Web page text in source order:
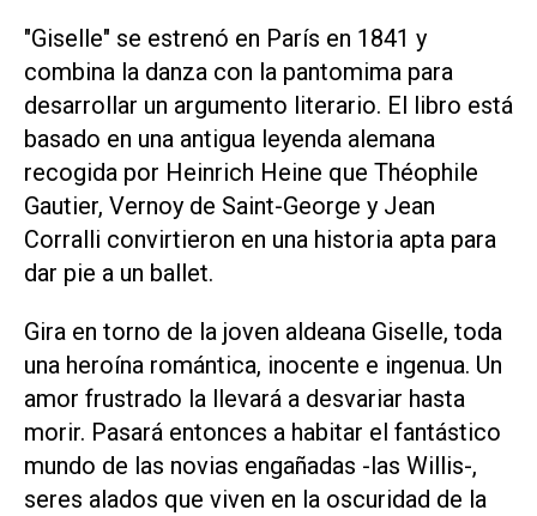
"Giselle" se estrenó en París en 1841 y
combina la danza con la pantomima para
desarrollar un argumento literario. El libro está
basado en una antigua leyenda alemana
recogida por Heinrich Heine que Théophile
Gautier, Vernoy de Saint-George y Jean
Corralli convirtieron en una historia apta para
dar pie a un ballet.
Gira en torno de la joven aldeana Giselle, toda
una heroína romántica, inocente e ingenua. Un
amor frustrado la llevará a desvariar hasta
morir. Pasará entonces a habitar el fantástico
mundo de las novias engañadas -las Willis-,
seres alados que viven en la oscuridad de la